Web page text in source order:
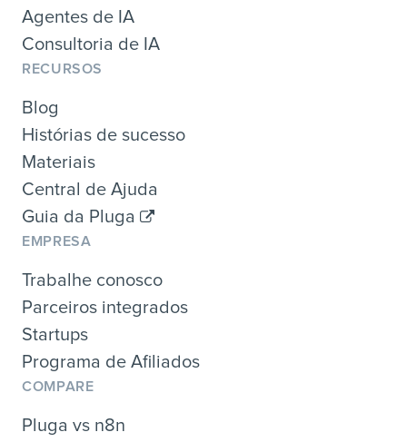
Agentes de IA
Consultoria de IA
RECURSOS
Blog
Histórias de sucesso
Materiais
Central de Ajuda
Guia da Pluga
EMPRESA
Trabalhe conosco
Parceiros integrados
Startups
Programa de Afiliados
COMPARE
Pluga vs n8n